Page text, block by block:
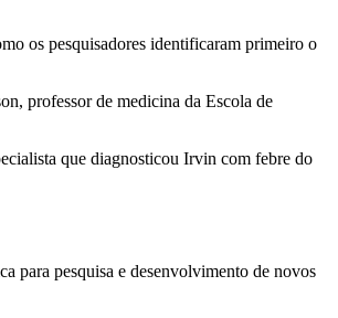
os pesquisadores identificaram primeiro o
professor de medicina da Escola de
que diagnosticou Irvin com febre do
para pesquisa e desenvolvimento de novos